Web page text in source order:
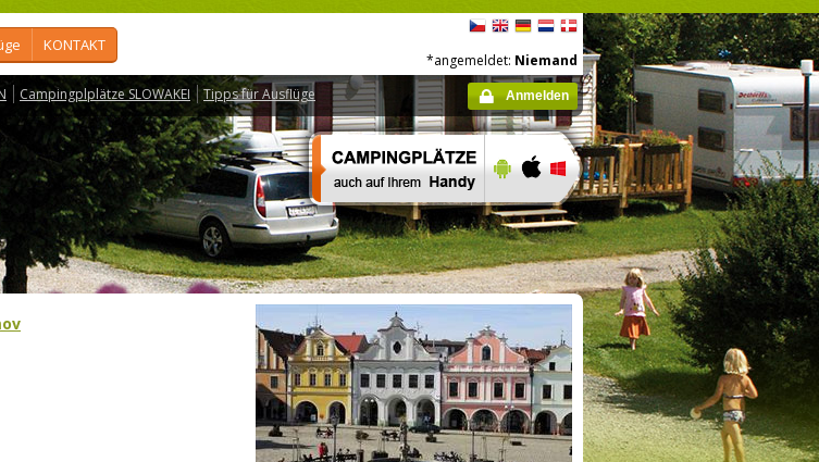
KONTAKT
Campingplplätze SLOWAKEI Tipps für Ausflüge
*angemeldet: Niemand
Anmelden